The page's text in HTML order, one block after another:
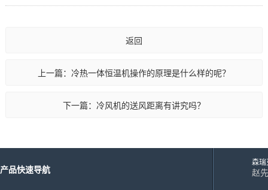
工业模温机系列
工业模温机系列
工业模温机系列
返回
上一篇：冷热一体恒温机操作的原理是什么样的呢？
下一篇：冷风机的送风距离有讲究吗？
产品快速导航
森瑞
赵